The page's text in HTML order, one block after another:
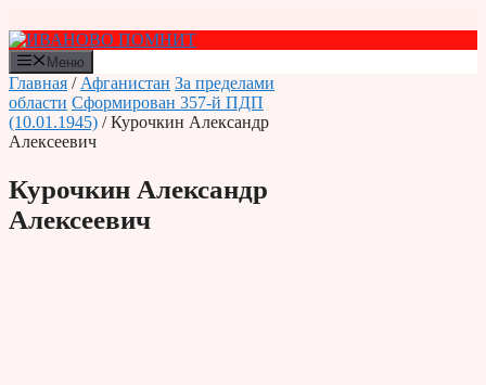
к
содержимому
Меню
Главная / Афганистан За пределами
области Сформирован 357-й ПДП
(10.01.1945) / Курочкин Александр
Алексеевич
Курочкин Александр
Алексеевич